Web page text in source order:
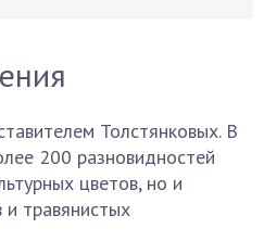
Толстянковых. В
200 разновидностей
цветов, но и
и травянистых